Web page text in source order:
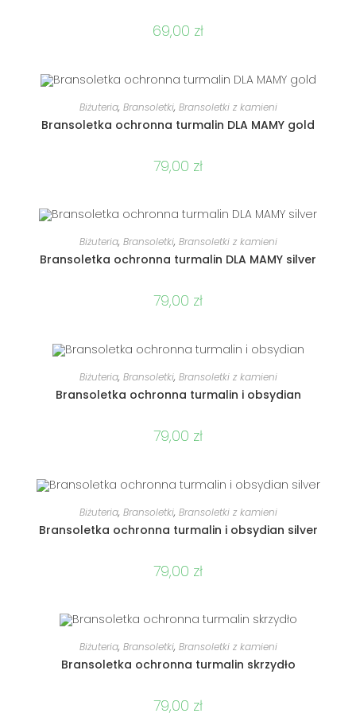
69,00 zł
DODAJ DO KOSZYKA
Biżuteria, Bransoletki, Bransoletki z kamieni
Bransoletka ochronna turmalin DLA MAMY gold
79,00 zł
DODAJ DO KOSZYKA
Biżuteria, Bransoletki, Bransoletki z kamieni
Bransoletka ochronna turmalin DLA MAMY silver
79,00 zł
DODAJ DO KOSZYKA
Biżuteria, Bransoletki, Bransoletki z kamieni
Bransoletka ochronna turmalin i obsydian
79,00 zł
DODAJ DO KOSZYKA
Biżuteria, Bransoletki, Bransoletki z kamieni
Bransoletka ochronna turmalin i obsydian silver
79,00 zł
DODAJ DO KOSZYKA
Biżuteria, Bransoletki, Bransoletki z kamieni
Bransoletka ochronna turmalin skrzydło
79,00 zł